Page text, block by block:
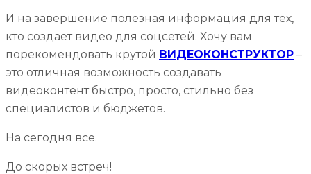
И на завершение полезная информация для тех,
кто создает видео для соцсетей. Хочу вам
порекомендовать крутой ВИДЕОКОНСТРУКТОР –
это отличная возможность создавать
видеоконтент быстро, просто, стильно без
специалистов и бюджетов.
На сегодня все.
До скорых встреч!